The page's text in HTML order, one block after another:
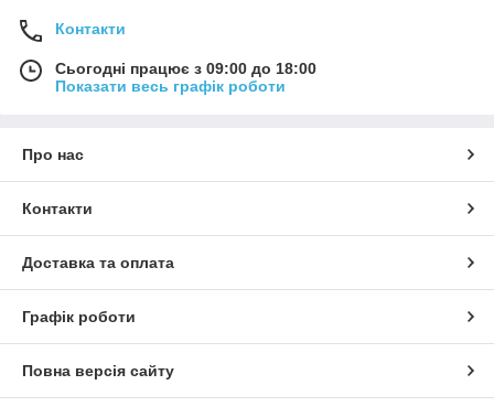
Контакти
Сьогодні працює з 09:00 до 18:00
Показати весь графік роботи
Про нас
Контакти
Доставка та оплата
Графік роботи
Повна версія сайту